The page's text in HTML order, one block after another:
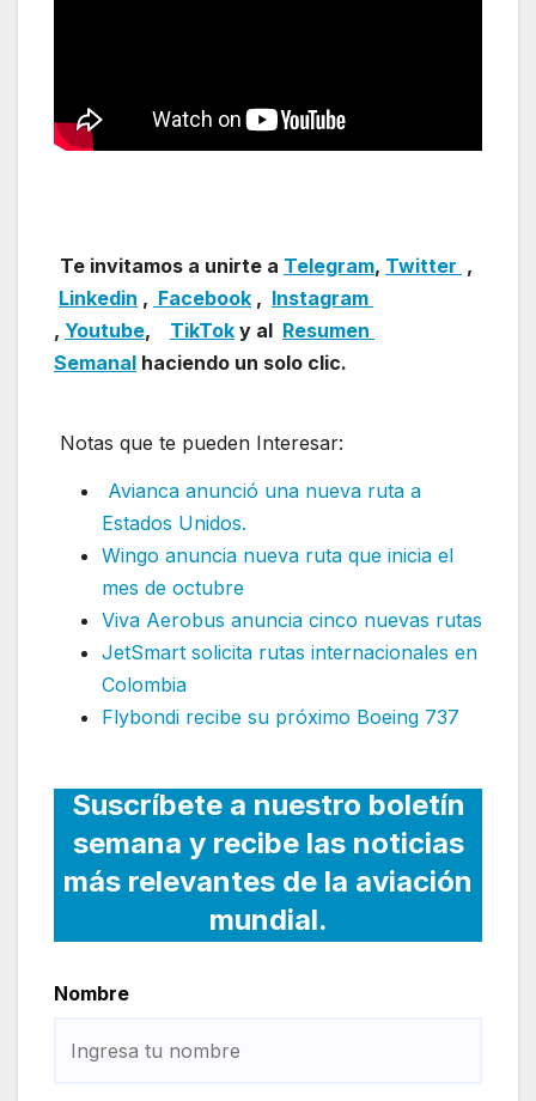
Te invitamos a unirte a Telegram, Twitter ,
Linkedin , Facebook , Instagram
, Youtube, TikTok y al Resumen
Semanal haciendo un solo clic.
Notas que te pueden Interesar:
Avianca anunció una nueva ruta a
Estados Unidos.
Wingo anuncia nueva ruta que inicia el
mes de octubre
Viva Aerobus anuncia cinco nuevas rutas
JetSmart solicita rutas internacionales en
Colombia
Flybondi recibe su próximo Boeing 737
Suscríbete a nuestro boletín
semana y recibe las noticias
más relevantes de la aviación
mundial.
Nombre